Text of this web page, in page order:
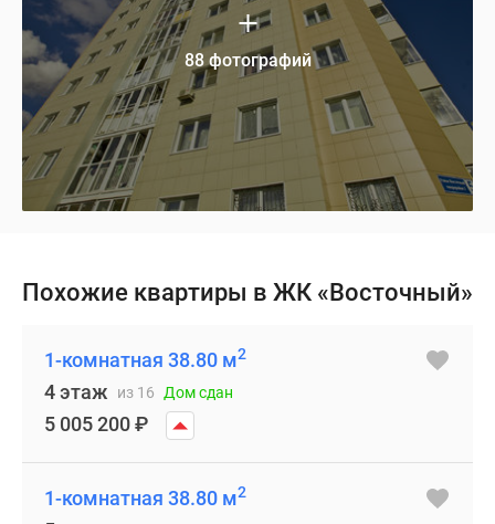
88 фотографий
Похожие квартиры в ЖК «Восточный»
1-комнатная 38.80 м2
4 этаж из 16 Дом сдан
5 005 200₽
1-комнатная 38.80 м2